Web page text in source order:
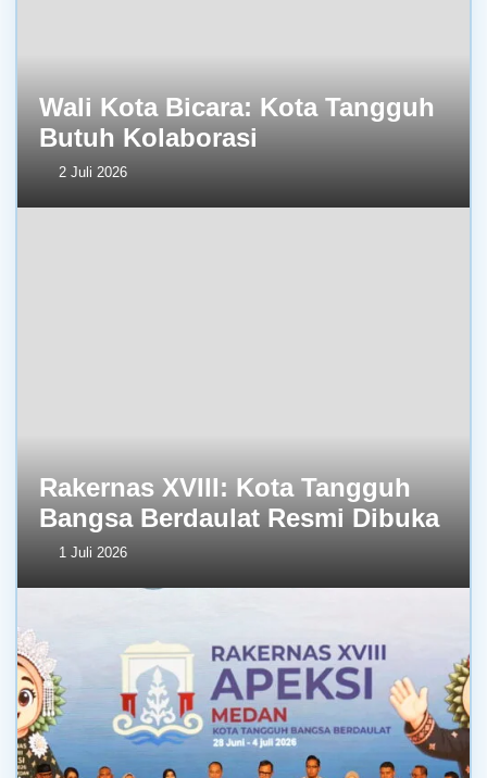
Wali Kota Bicara: Kota Tangguh
Butuh Kolaborasi
2 Juli 2026
Rakernas XVIII: Kota Tangguh
Bangsa Berdaulat Resmi Dibuka
1 Juli 2026